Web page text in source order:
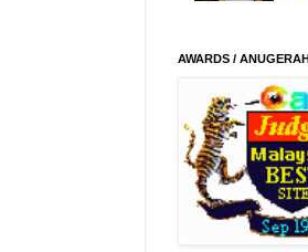
AWARDS / ANUGERAH